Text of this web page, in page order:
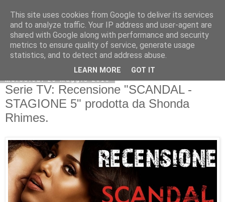
mercoledì 25 maggio 2016
Serie TV: Recensione "SCANDAL -
STAGIONE 5" prodotta da Shonda
Rhimes.
This site uses cookies from Google to deliver its services
and to analyze traffic. Your IP address and user-agent are
shared with Google along with performance and security
metrics to ensure quality of service, generate usage
statistics, and to detect and address abuse.
LEARN MORE GOT IT